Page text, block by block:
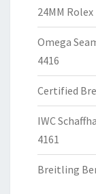
24MM
Omega
4416
Certified
IWC
4161
Breitling